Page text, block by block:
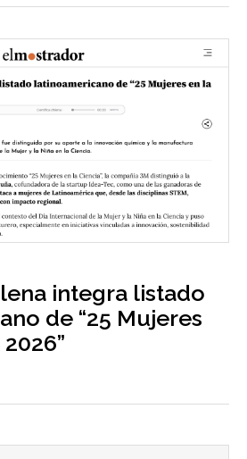
integra listado
de “25 Mujeres